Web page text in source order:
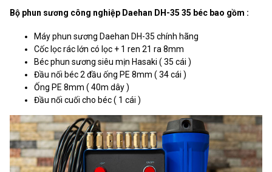
Bộ phun sương công nghiệp Daehan DH-35 35 béc bao gồm :
Máy phun sương Daehan DH-35 chính hãng
Cốc lọc rác lớn có lọc + 1 ren 21 ra 8mm
Béc phun sương siêu mịn Hasaki ( 35 cái )
Đầu nối béc 2 đầu ống PE 8mm ( 34 cái )
Ống PE 8mm ( 40m dây )
Đầu nối cuối cho béc ( 1 cái )